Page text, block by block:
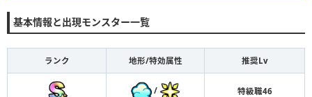
基本情報と出現モンスター一覧
ランク 地形/特効属性 推奨Lv
/ 特級職46